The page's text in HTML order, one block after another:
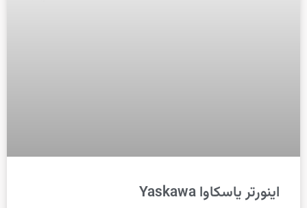
اینورتر یاسکاوا Yaskawa